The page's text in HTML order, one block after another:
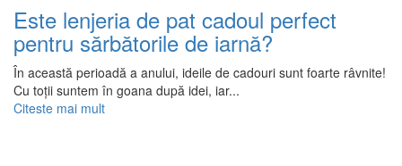
Este lenjeria de pat cadoul perfect
pentru sărbătorile de iarnă?
În această perioadă a anului, ideile de cadouri sunt foarte râvnite!
Cu toții suntem în goana după idei, iar...
Citeste mai mult